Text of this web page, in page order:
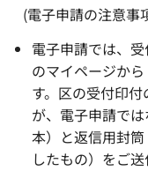
(電子申請の注意事
電子申請では、
のマイページか
す。区の受付印
が、電子申請で
本）と返信用封
したもの）をご送